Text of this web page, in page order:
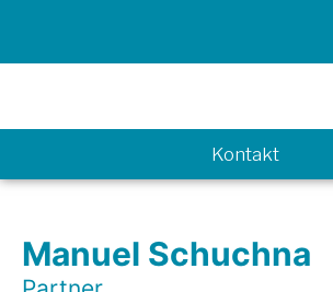
Kontakt
Manuel Schuchna